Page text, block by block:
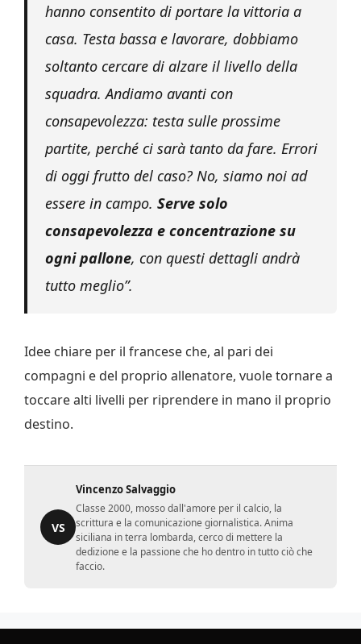
hanno consentito di portare la vittoria a
casa. Testa bassa e lavorare, dobbiamo
soltanto cercare di alzare il livello della
squadra. Andiamo avanti con
consapevolezza: testa sulle prossime
partite, perché ci sarà tanto da fare. Errori
di oggi frutto del caso? No, siamo noi ad
essere in campo. Serve solo
consapevolezza e concentrazione su
ogni pallone, con questi dettagli andrà
tutto meglio”.
Idee chiare per il francese che, al pari dei
compagni e del proprio allenatore, vuole tornare a
toccare alti livelli per riprendere in mano il proprio
destino.
VS
Vincenzo Salvaggio
Classe 2000, mosso dall'amore per il calcio, la
scrittura e la comunicazione giornalistica. Anima
siciliana in terra lombarda, cerco di mettere la
dedizione e la passione che ho dentro in tutto ciò che
faccio.